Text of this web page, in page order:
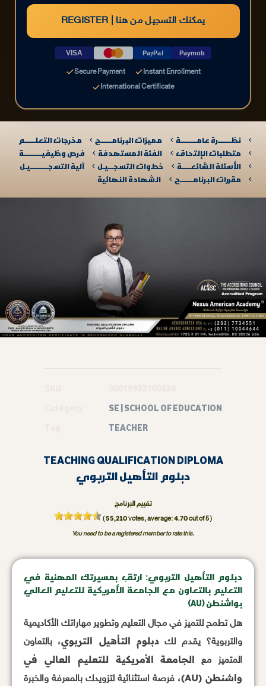
REGISTER | يمكنك التسجيل من هنا
VISA PayPal Paymob
Secure Payment
Instant Enrollment
International Certificate
نظـــــــرة عامـــــــــة مميزات البرنامــــــج
مخرجات التعلــــــم
متطلبات الإلتحاق
الفئة المستهدفة
فرص وظيفيــــــــــة
الأسئلة الشائعـــــة
خطوات التسجـــيـل
آلية التسجــــــــــيـل​
مقررات البرنامـــــــج
الشهادة النهائية
SE | SCHOOL OF EDUCATION
TEACHER
TEACHING QUALIFICATION DIPLOMA
دبلوم التأهيل التربوي
تقييم البرنامج
(55,210votes, average:4.70out of 5 )
You need to be a registered member to rate this.
دبلوم التأهيل التربوي: ارتقِ بمسيرتك المهنية في
التعليم بالتعاون مع الجامعة الأمريكية للتعليم العالي
بواشنطن (AU)
هل تطمح للتميز في مجال التعليم وتطوير مهاراتك الأكاديمية
والتربوية؟ يقدم لك دبلوم التأهيل التربوي، بالتعاون
المتميز مع الجامعة الأمريكية للتعليم العالي في
واشنطن (AU)
، فرصة استثنائية لتزويدك بالمعرفة والخبرة